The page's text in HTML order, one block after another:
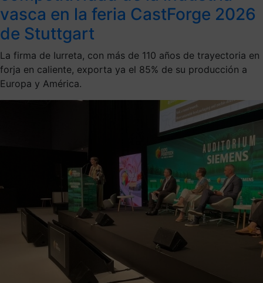
vasca en la feria CastForge 2026
de Stuttgart
La firma de Iurreta, con más de 110 años de trayectoria en
forja en caliente, exporta ya el 85% de su producción a
Europa y América.